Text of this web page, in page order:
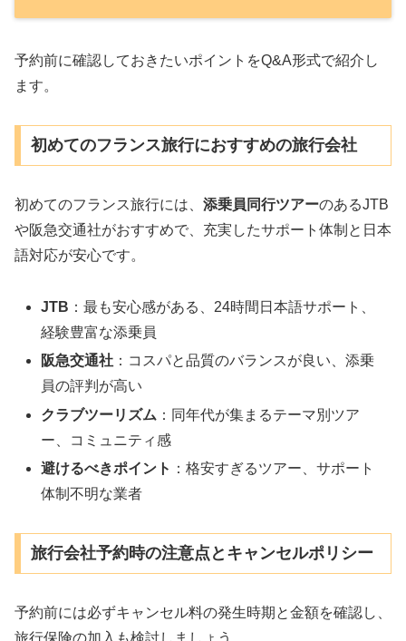
予約前に確認しておきたいポイントをQ&A形式で紹介し
ます。
初めてのフランス旅行におすすめの旅行会社
初めてのフランス旅行には、 添乗員同行ツアーのあるJTB
や阪急交通社がおすすめで、充実したサポート体制と日本
語対応が安心です。
JTB ：最も安心感がある、24時間日本語サポート、
経験豊富な添乗員
阪急交通社 ：コスパと品質のバランスが良い、添乗
員の評判が高い
クラブツーリズム ：同年代が集まるテーマ別ツア
ー、コミュニティ感
避けるべきポイント ：格安すぎるツアー、サポート
体制不明な業者
旅行会社予約時の注意点とキャンセルポリシー
予約前には必ずキャンセル料の発生時期と金額を確認し、